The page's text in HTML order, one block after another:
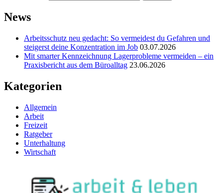
News
Arbeitsschutz neu gedacht: So vermeidest du Gefahren und
steigerst deine Konzentration im Job 03.07.2026
Mit smarter Kennzeichnung Lagerprobleme vermeiden – ein
Praxisbericht aus dem Büroalltag 23.06.2026
Kategorien
Allgemein
Arbeit
Freizeit
Ratgeber
Unterhaltung
Wirtschaft